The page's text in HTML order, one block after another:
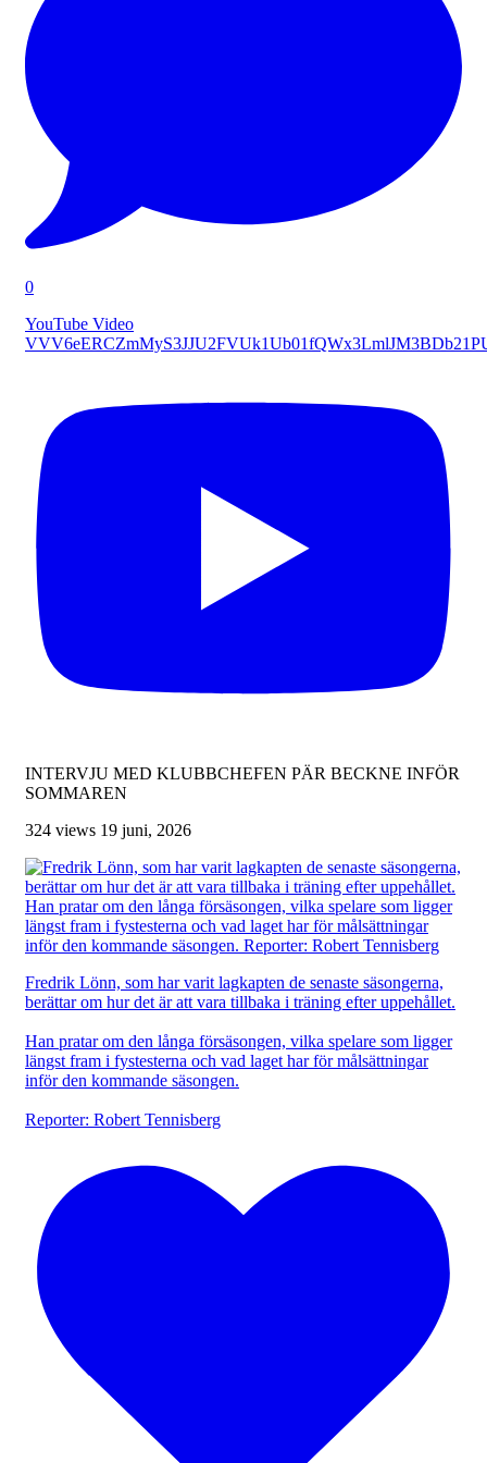
0
YouTube Video
INTERVJU MED KLUBBCHEFEN PÄR BECKNE INFÖR
SOMMAREN
324 views 19 juni, 2026
Fredrik Lönn, som har varit lagkapten de senaste säsongerna,
berättar om hur det är att vara tillbaka i träning efter uppehållet.
Han pratar om den långa försäsongen, vilka spelare som ligger
längst fram i fystesterna och vad laget har för målsättningar
inför den kommande säsongen.
Reporter: Robert Tennisberg